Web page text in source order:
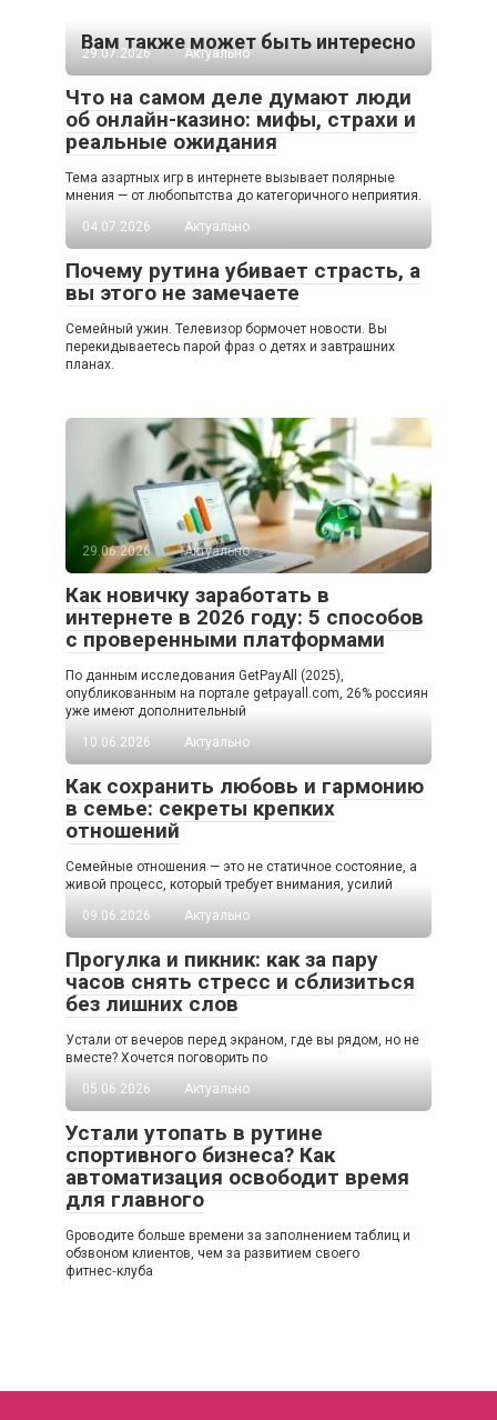
Вам также может быть интересно
29.07.2026 Актуально
Что на самом деле думают люди
об онлайн-казино: мифы, страхи и
реальные ожидания
Тема азартных игр в интернете вызывает полярные
мнения — от любопытства до категоричного неприятия.
04.07.2026
Актуально
Почему рутина убивает страсть, а
вы этого не замечаете
Семейный ужин. Телевизор бормочет новости. Вы
перекидываетесь парой фраз о детях и завтрашних
планах.
29.06.2026 Актуально
Как новичку заработать в
интернете в 2026 году: 5 способов
с проверенными платформами
По данным исследования GetPayAll (2025),
опубликованным на портале getpayall.com, 26% россиян
уже имеют дополнительный
10.06.2026
Актуально
Как сохранить любовь и гармонию
в семье: секреты крепких
отношений
Семейные отношения — это не статичное состояние, а
живой процесс, который требует внимания, усилий
09.06.2026
Актуально
Прогулка и пикник: как за пару
часов снять стресс и сблизиться
без лишних слов
Устали от вечеров перед экраном, где вы рядом, но не
вместе? Хочется поговорить по
05.06.2026
Актуально
Устали утопать в рутине
спортивного бизнеса? Как
автоматизация освободит время
для главного
Gроводите больше времени за заполнением таблиц и
обзвоном клиентов, чем за развитием своего
фитнес‑клуба